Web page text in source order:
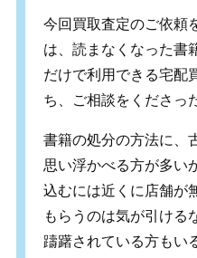
今回買取査定のご依頼
は、読まなくなった書
だけで利用できる宅配
ち、ご相談をくださっ
書籍の処分の方法に、
思い浮かべる方が多い
込むには近くに店舗が
もらうのは気が引ける
躊躇されている方もい